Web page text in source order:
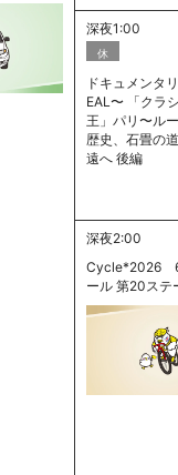
深夜1:00
休
ドキュメンタ
EAL〜 「クラ
王」パリ〜ル
歴史、石畳の
遠へ 後編
深夜2:00
Cycle*2026
ール 第20ステ